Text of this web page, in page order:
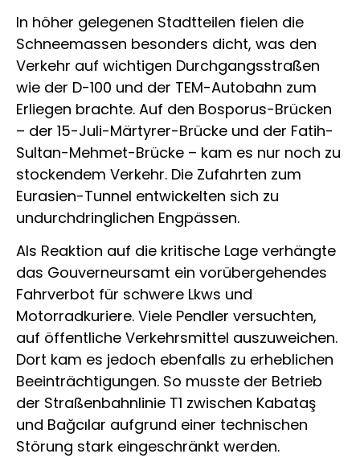
In höher gelegenen Stadtteilen fielen die
Schneemassen besonders dicht, was den
Verkehr auf wichtigen Durchgangsstraßen
wie der D-100 und der TEM-Autobahn zum
Erliegen brachte. Auf den Bosporus-Brücken
– der 15-Juli-Märtyrer-Brücke und der Fatih-
Sultan-Mehmet-Brücke – kam es nur noch zu
stockendem Verkehr. Die Zufahrten zum
Eurasien-Tunnel entwickelten sich zu
undurchdringlichen Engpässen.
Als Reaktion auf die kritische Lage verhängte
das Gouverneursamt ein vorübergehendes
Fahrverbot für schwere Lkws und
Motorradkuriere. Viele Pendler versuchten,
auf öffentliche Verkehrsmittel auszuweichen.
Dort kam es jedoch ebenfalls zu erheblichen
Beeinträchtigungen. So musste der Betrieb
der Straßenbahnlinie T1 zwischen Kabataş
und Bağcılar aufgrund einer technischen
Störung stark eingeschränkt werden.